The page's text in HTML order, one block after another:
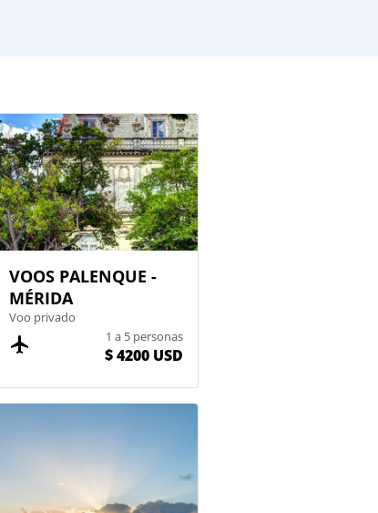
VOOS PALENQUE -
MÉRIDA
Voo privado
1 a 5 personas
$ 4200 USD